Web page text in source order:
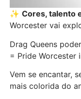
✨ Cores, talento
Worcester vai
Drag Queens
= Pride Worcester
Vem se encantar,
mais colorida do